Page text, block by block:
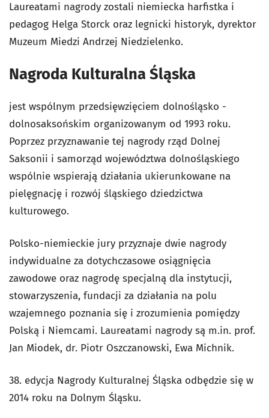
Laureatami nagrody zostali niemiecka harfistka i
pedagog Helga Storck oraz legnicki historyk, dyrektor
Muzeum Miedzi Andrzej Niedzielenko.
Nagroda Kulturalna Śląska
jest wspólnym przedsięwzięciem dolnośląsko -
dolnosaksońskim organizowanym od 1993 roku.
Poprzez przyznawanie tej nagrody rząd Dolnej
Saksonii i samorząd województwa dolnośląskiego
wspólnie wspierają działania ukierunkowane na
pielęgnację i rozwój śląskiego dziedzictwa
kulturowego.
Polsko-niemieckie jury przyznaje dwie nagrody
indywidualne za dotychczasowe osiągnięcia
zawodowe oraz nagrodę specjalną dla instytucji,
stowarzyszenia, fundacji za działania na polu
wzajemnego poznania się i zrozumienia pomiędzy
Polską i Niemcami. Laureatami nagrody są m.in. prof.
Jan Miodek, dr. Piotr Oszczanowski, Ewa Michnik.
38. edycja Nagrody Kulturalnej Śląska odbędzie się w
2014 roku na Dolnym Śląsku.